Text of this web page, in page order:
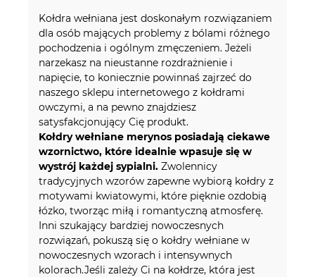
Kołdra wełniana jest doskonałym rozwiązaniem
dla osób mających problemy z bólami różnego
pochodzenia i ogólnym zmęczeniem. Jeżeli
narzekasz na nieustanne rozdrażnienie i
napięcie, to koniecznie powinnaś zajrzeć do
naszego sklepu internetowego z kołdrami
owczymi, a na pewno znajdziesz
satysfakcjonujący Cię produkt.
Kołdry wełniane merynos posiadają ciekawe
wzornictwo, które idealnie wpasuje się w
wystrój każdej sypialni. Zwolennicy
tradycyjnych wzorów zapewne wybiorą kołdry z
motywami kwiatowymi, które pięknie ozdobią
łózko, tworząc miłą i romantyczną atmosferę.
Inni szukający bardziej nowoczesnych
rozwiązań, pokuszą się o kołdry wełniane w
nowoczesnych wzorach i intensywnych
kolorach.Jeśli zależy Ci na kołdrze, która jest